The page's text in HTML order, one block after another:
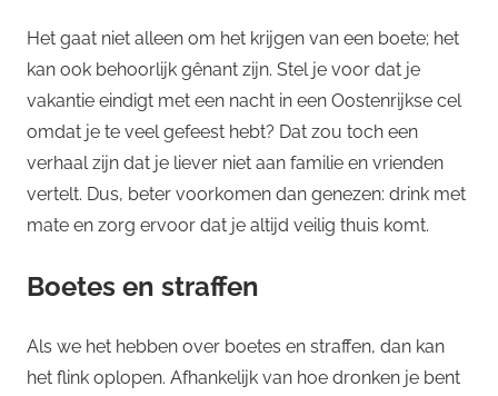
Het gaat niet alleen om het krijgen van een boete; het
kan ook behoorlijk gênant zijn. Stel je voor dat je
vakantie eindigt met een nacht in een Oostenrijkse cel
omdat je te veel gefeest hebt? Dat zou toch een
verhaal zijn dat je liever niet aan familie en vrienden
vertelt. Dus, beter voorkomen dan genezen: drink met
mate en zorg ervoor dat je altijd veilig thuis komt.
Boetes en straffen
Als we het hebben over boetes en straffen, dan kan
het flink oplopen. Afhankelijk van hoe dronken je bent